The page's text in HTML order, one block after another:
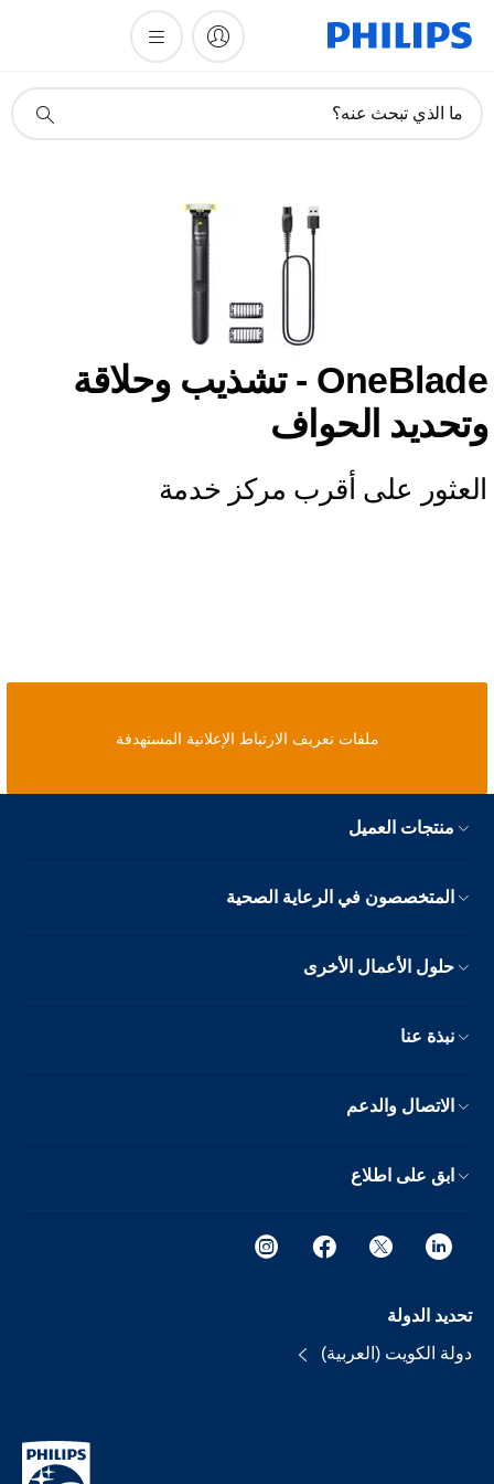
دعم
ما الذي تبحث عنه؟
OneBlade - تشذيب وحلاقة
وتحديد الحواف
العثور على أقرب مركز خدمة
ملفات تعريف الارتباط الإعلانية المستهدفة
منتجات العميل
المتخصصون في الرعاية الصحية
حلول الأعمال الأخرى
نبذة عنا
الاتصال والدعم
ابق على اطلاع
تحديد الدولة
دولة الكويت (العربية)